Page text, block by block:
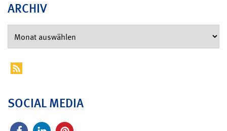
ARCHIV
SOCIAL MEDIA